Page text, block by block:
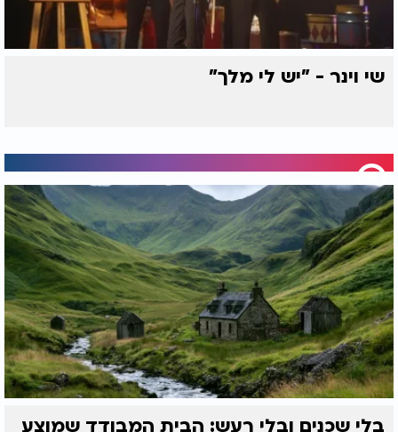
שי וינר - "יש לי מלך"
בלי שכנים ובלי רעש: הבית המבודד שמוצע